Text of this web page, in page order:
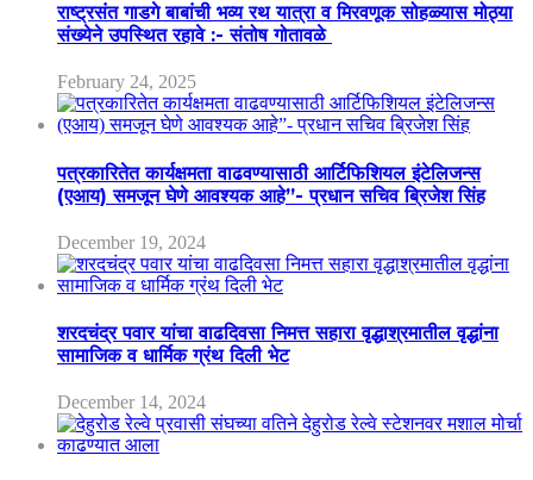
राष्ट्रसंत गाडगे बाबांची भव्य रथ यात्रा व मिरवणूक सोहळ्यास मोठ्या
संख्येने उपस्थित रहावे :- संतोष गोतावळे
February 24, 2025
पत्रकारितेत कार्यक्षमता वाढवण्यासाठी आर्टिफिशियल इंटेलिजन्स
(एआय) समजून घेणे आवश्यक आहे”- प्रधान सचिव ब्रिजेश सिंह
December 19, 2024
शरदचंद्र पवार यांचा वाढदिवसा निमत्त सहारा वृद्धाश्रमातील वृद्धांना
सामाजिक व धार्मिक ग्रंथ दिली भेट
December 14, 2024